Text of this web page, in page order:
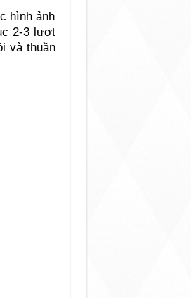
hình ảnh
2-3 lượt
và thuần